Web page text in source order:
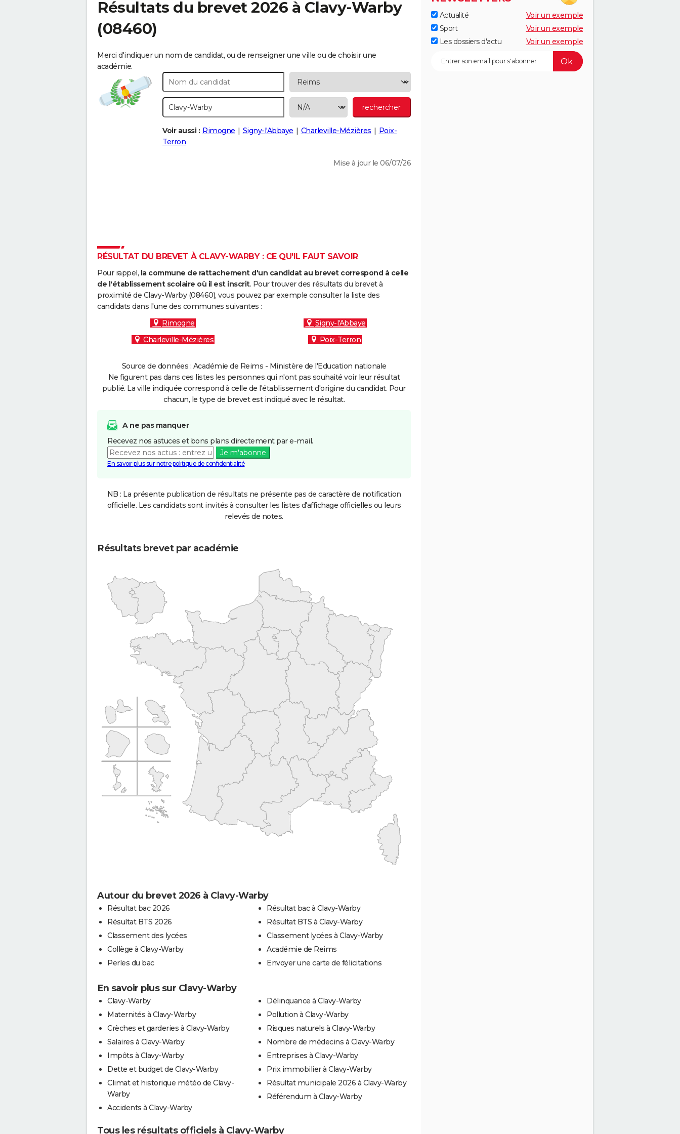
Résultats du brevet 2026 à Clavy-Warby
(08460)
Merci d'indiquer un nom de candidat, ou de renseigner une ville ou de choisir une
académie.
Voir aussi : Rimogne Signy-l'Abbaye Charleville-Mézières
Poix-
Terron
Mise à jour le 06/07/26
RÉSULTAT DU BREVET À CLAVY-WARBY : CE QU'IL FAUT SAVOIR
Pour rappel, la commune de rattachement d'un candidat au brevet correspond à celle
de l'établissement scolaire où il est inscrit. Pour trouver des résultats du brevet à
proximité de Clavy-Warby (08460), vous pouvez par exemple consulter la liste des
candidats dans l'une des communes suivantes :
Rimogne
Signy-l'Abbaye
Charleville-Mézières
Poix-Terron
Source de données : Académie de Reims - Ministère de l'Education nationale
Ne figurent pas dans ces listes les personnes qui n'ont pas souhaité voir leur résultat
publié. La ville indiquée correspond à celle de l'établissement d'origine du candidat. Pour
chacun, le type de brevet est indiqué avec le résultat.
A ne pas manquer
Recevez nos astuces et bons plans directement par e-mail.
Je m'abonne
En savoir plus sur notre politique de confidentialité
NB : La présente publication de résultats ne présente pas de caractère de notification
officielle. Les candidats sont invités à consulter les listes d'affichage officielles ou leurs
relevés de notes.
Résultats brevet par académie
Autour du brevet 2026 à Clavy-Warby
Résultat bac 2026
Résultat BTS 2026
Classement des lycées
Collège à Clavy-Warby
Perles du bac
Résultat bac à Clavy-Warby
Résultat BTS à Clavy-Warby
Classement lycées à Clavy-Warby
Académie de Reims
Envoyer une carte de félicitations
En savoir plus sur Clavy-Warby
Clavy-Warby
Maternités à Clavy-Warby
Crèches et garderies à Clavy-Warby
Salaires à Clavy-Warby
Impôts à Clavy-Warby
Dette et budget de Clavy-Warby
Climat et historique météo de Clavy-
Warby
Accidents à Clavy-Warby
Délinquance à Clavy-Warby
Pollution à Clavy-Warby
Risques naturels à Clavy-Warby
Nombre de médecins à Clavy-Warby
Entreprises à Clavy-Warby
Prix immobilier à Clavy-Warby
Résultat municipale 2026 à Clavy-Warby
Référendum à Clavy-Warby
Tous les résultats officiels à Clavy-Warby
Actualité
Voir un exemple
Sport
Voir un exemple
Les dossiers d'actu
Voir un exemple